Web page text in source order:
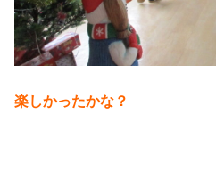
楽しかったかな？